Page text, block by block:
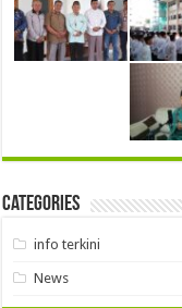
Categories
info terkini
News